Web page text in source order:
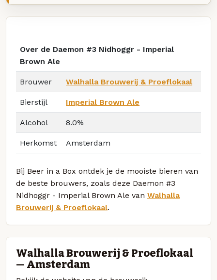
Over de Daemon #3 Nidhoggr - Imperial
Brown Ale
Brouwer Walhalla Brouwerij & Proeflokaal
Bierstijl Imperial Brown Ale
Alcohol 8.0%
Herkomst Amsterdam
Bij Beer in a Box ontdek je de mooiste bieren van
de beste brouwers, zoals deze Daemon #3
Nidhoggr - Imperial Brown Ale van Walhalla
Brouwerij & Proeflokaal.
Walhalla Brouwerij & Proeflokaal
— Amsterdam